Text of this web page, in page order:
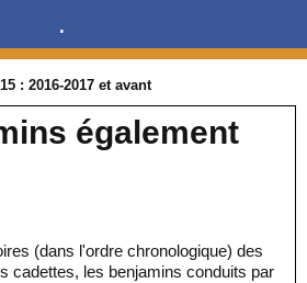
.
: 2016-2017 et avant
également
cadettes, les benjamins conduits par